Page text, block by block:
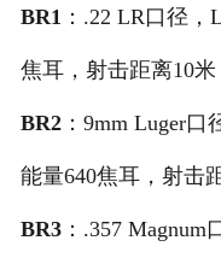
BR1 ：.22 LR口径
焦耳，射击距离10米
BR2：9mm Luger口
能量640焦耳，射击
BR3：.357 Magnum